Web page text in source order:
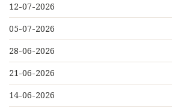
12-07-2026
05-07-2026
28-06-2026
21-06-2026
14-06-2026